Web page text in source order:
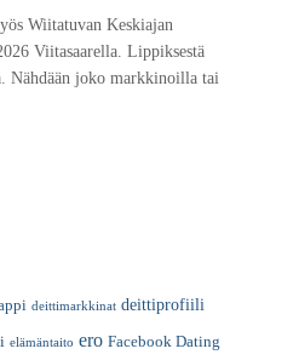
Wiitatuvan Keskiajan
Viitasaarella. Lippiksestä
Nähdään joko markkinoilla tai
deittimarkkinat deittiprofiili
elämäntaito ero Facebook Dating